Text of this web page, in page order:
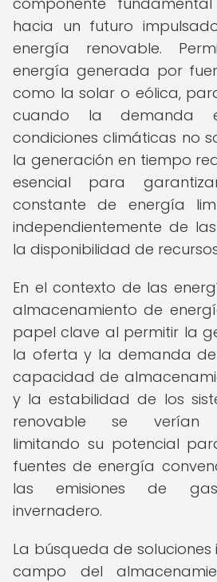
hacia un futuro
energía renovable.
energía generada por
como la solar o eólica,
cuando la
condiciones climáticas no
la generación en tiempo
esencial para
constante de energía
independientemente de
la disponibilidad de
En el contexto de las
almacenamiento de
papel clave al permitir la
la oferta y la demanda de
capacidad de
y la estabilidad de los
renovable se verían
limitando su potencial
fuentes de energía
las emisiones de
invernadero.
La búsqueda de
campo del